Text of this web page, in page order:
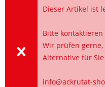
Dieser Artikel ist
Bitte kontaktieren
Wir prüfen
Alternative für
info@ackrutat-